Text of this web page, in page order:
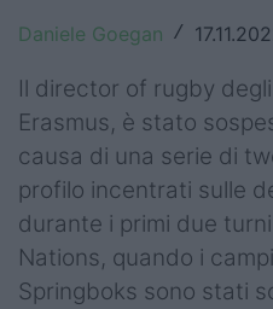
Premiership
Champions Cup
Challenge Cup
World Rugby
Rugby World Cup
Super Rugby
Daniele Goegan /
Il director of rugby degli
Erasmus, è stato
causa di una serie di
profilo incentrati sulle
durante i primi due
Nations, quando i
Springboks sono stati